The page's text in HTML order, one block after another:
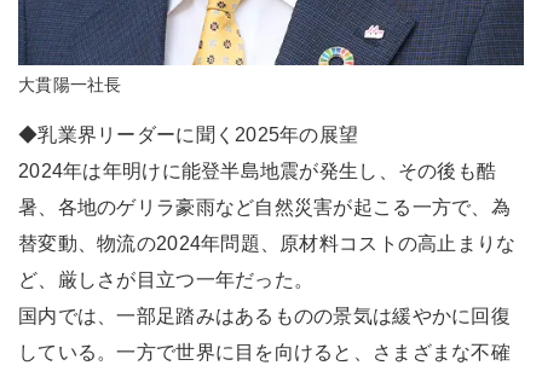
大貫陽一社長
◆乳業界リーダーに聞く2025年の展望
2024年は年明けに能登半島地震が発生し、その後も酷
暑、各地のゲリラ豪雨など自然災害が起こる一方で、為
替変動、物流の2024年問題、原材料コストの高止まりな
ど、厳しさが目立つ一年だった。
国内では、一部足踏みはあるものの景気は緩やかに回復
している。一方で世界に目を向けると、さまざまな不確